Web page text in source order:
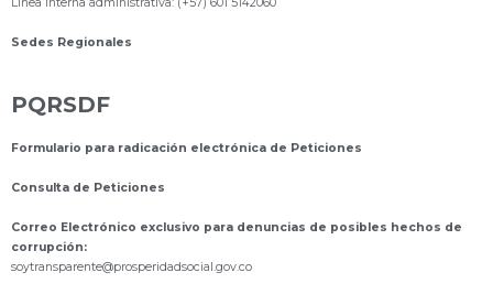
Sedes Regionales
PQRSDF
Formulario para radicación electrónica de Peticiones
Consulta de Peticiones
Correo Electrónico exclusivo para denuncias de posibles hechos de
corrupción:
soytransparente@prosperidadsocial.gov.co